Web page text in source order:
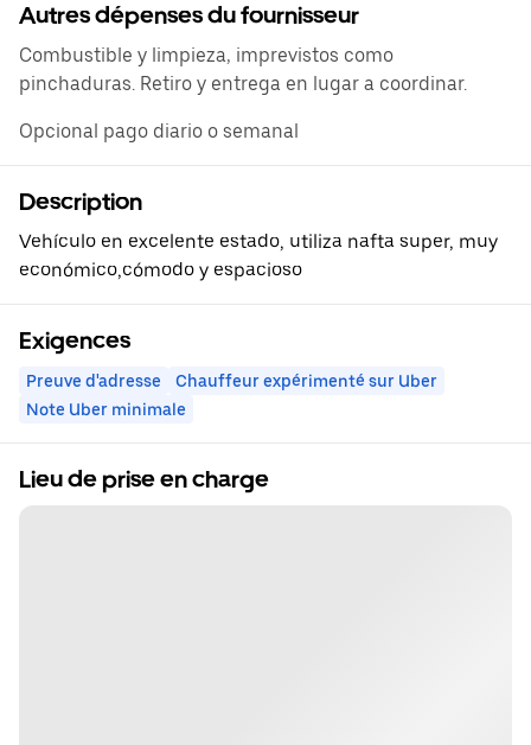
Autres dépenses du fournisseur
Combustible y limpieza, imprevistos como
pinchaduras. Retiro y entrega en lugar a coordinar.
Opcional pago diario o semanal
Description
Vehículo en excelente estado, utiliza nafta super, muy
económico,cómodo y espacioso
Exigences
Preuve d'adresse
Chauffeur expérimenté sur Uber
Note Uber minimale
Lieu de prise en charge